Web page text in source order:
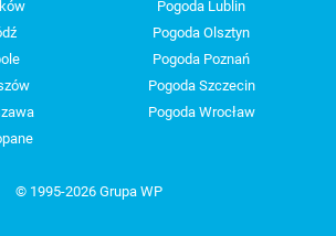
Pogoda Lublin
Pogoda Olsztyn
Pogoda Poznań
Pogoda Szczecin
Pogoda Wrocław
© 1995-2026 Grupa WP